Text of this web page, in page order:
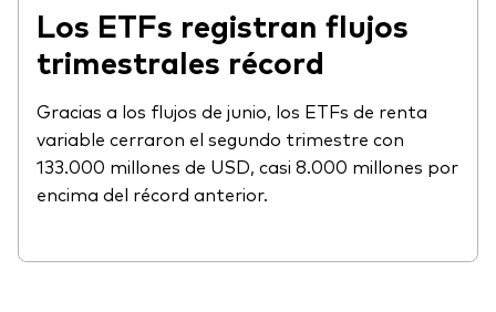
Los ETFs registran flujos
trimestrales récord
Gracias a los flujos de junio, los ETFs de renta
variable cerraron el segundo trimestre con
133.000 millones de USD, casi 8.000 millones por
encima del récord anterior.